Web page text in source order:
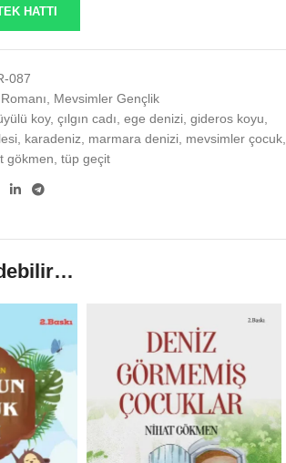
HATTI
087
Mevsimler Gençlik
koy, çılgın cadı ege denizi gideros koyu
karadeniz marmara denizi mevsimler çocuk
gökmen tüp geçit